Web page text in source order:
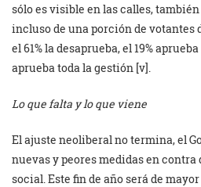
sólo es visible en las calles,
incluso de una porción de votantes
el 61% la desaprueba, el 19%
aprueba toda la gestión [v].
Lo que falta y lo que viene
El ajuste neoliberal no termina, el
nuevas y peores medidas en
social. Este fin de año será de